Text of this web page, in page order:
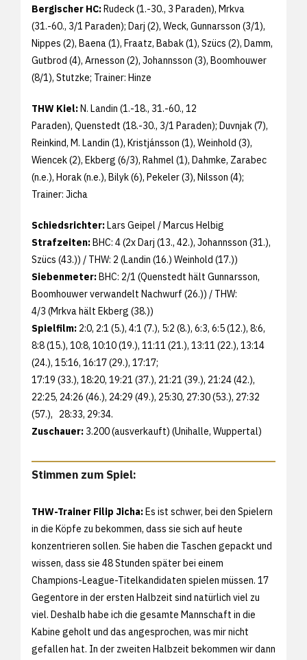
Bergischer HC:Rudeck (1.-30., 3 Paraden), Mrkva
(31.-60., 3/1 Paraden); Darj (2), Weck, Gunnarsson (3/1),
Nippes (2), Baena (1), Fraatz, Babak (1), Szücs (2), Damm,
Gutbrod (4), Arnesson (2), Johannsson (3), Boomhouwer
(8/1), Stutzke; Trainer: Hinze
THW Kiel:N. Landin (1.-18., 31.-60., 12
Paraden), Quenstedt (18.-30., 3/1 Paraden); Duvnjak (7),
Reinkind, M. Landin (1), Kristjánsson (1), Weinhold (3),
Wiencek (2), Ekberg (6/3), Rahmel (1), Dahmke, Zarabec
(n.e.), Horak (n.e.), Bilyk (6), Pekeler (3), Nilsson (4);
Trainer: Jicha
Schiedsrichter:Lars Geipel / Marcus Helbig
Strafzeiten:BHC: 4 (2x Darj (13., 42.), Johannsson (31.),
Szücs (43.)) / THW: 2 (Landin (16.) Weinhold (17.))
Siebenmeter:BHC: 2/1 (Quenstedt hält Gunnarsson,
Boomhouwer verwandelt Nachwurf (26.)) / THW:
4/3 (Mrkva hält Ekberg (38.))
Spielfilm: 2:0, 2:1 (5.), 4:1 (7.), 5:2 (8.), 6:3, 6:5 (12.), 8:6,
8:8 (15.), 10:8, 10:10 (19.), 11:11 (21.), 13:11 (22.), 13:14
(24.), 15:16, 16:17 (29.), 17:17;
17:19 (33.), 18:20, 19:21 (37.), 21:21 (39.), 21:24 (42.),
22:25, 24:26 (46.), 24:29 (49.), 25:30, 27:30 (53.), 27:32
(57.), 28:33, 29:34.
Zuschauer: 3.200 (ausverkauft) (Unihalle, Wuppertal)
Stimmen zum Spiel:
THW-Trainer Filip Jicha:Es ist schwer, bei den Spielern
in die Köpfe zu bekommen, dass sie sich auf heute
konzentrieren sollen. Sie haben die Taschen gepackt und
wissen, dass sie 48 Stunden später bei einem
Champions-League-Titelkandidaten spielen müssen. 17
Gegentore in der ersten Halbzeit sind natürlich viel zu
viel. Deshalb habe ich die gesamte Mannschaft in die
Kabine geholt und das angesprochen, was mir nicht
gefallen hat. In der zweiten Halbzeit bekommen wir dann